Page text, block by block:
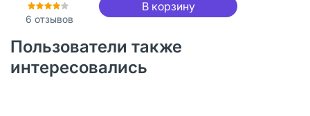
6 отзывов
В корзину
Пользователи также
интересовались